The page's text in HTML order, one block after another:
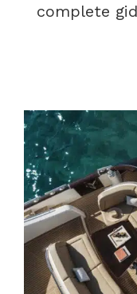
complete